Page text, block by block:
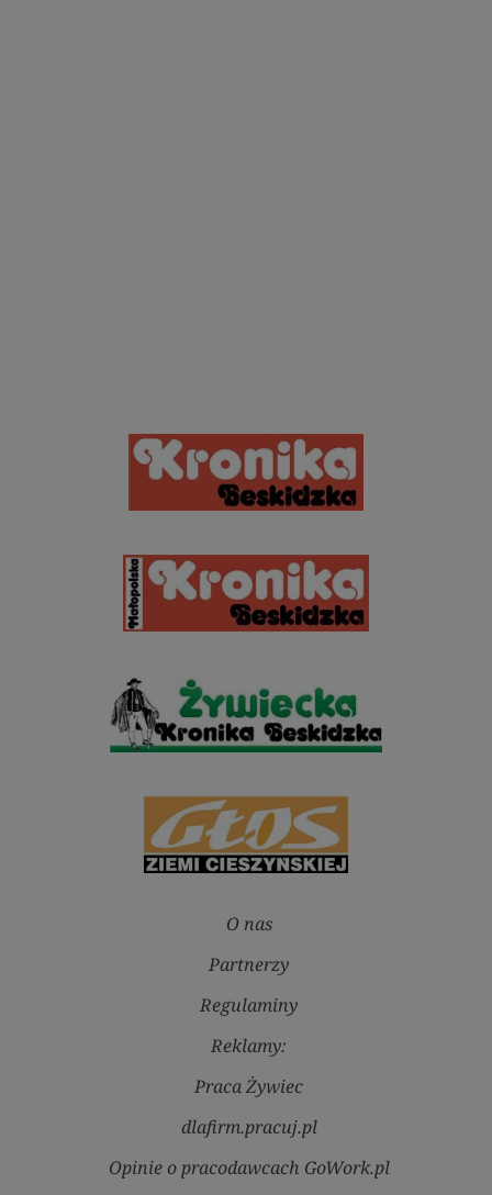
O nas
Partnerzy
Regulaminy
Reklamy:
Praca Żywiec
dlafirm.pracuj.pl
Opinie o pracodawcach GoWork.pl